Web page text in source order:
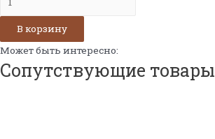
филе
в
беконе
В корзину
Может быть интересно:
Сопутствующие товары